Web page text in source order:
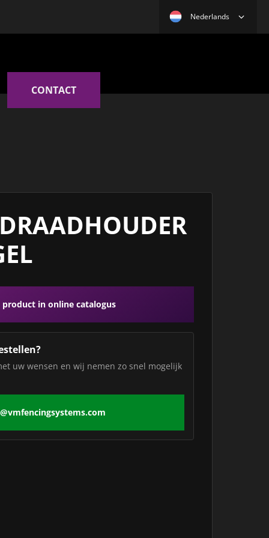
Nederlands
CONTACT
in online catalogus
uw wensen en wij nemen zo snel mogelijk